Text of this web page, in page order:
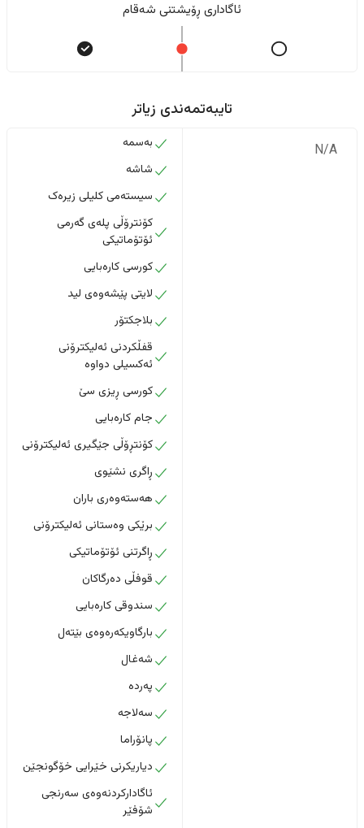
ئاگاداری ڕۆیشتنی شەقام
تایبەتمەندی زیاتر
N/A
بەسمە
شاشە
سیستەمی کلیلی زیرەک
کۆنترۆڵی پلەی گەرمی
ئۆتۆماتیکی
کورسی کارەبایی
لایتی پێشەوەی لید
بلاجکتۆر
قفڵکردنی ئەلیکترۆنی
ئەکسیلی دواوە
کورسی ڕیزی سێ
جام کارەبایی
کۆنتڕۆڵی جێگیری ئەلیکترۆنی
ڕاگری نشێوی
هەستەوەری باران
برێکی وەستانی ئەلیکترۆنی
ڕاگرتنی ئۆتۆماتیکی
قوفڵی دەرگاکان
سندوقی کارەبایی
بارگاویکەرەوەی بێتەل
شەغال
پەردە
سەلاجە
پانۆراما
دیاریکرنی خێرایی خۆگونجێن
ئاگادارکردنەوەی سەرنجی
شۆفێر